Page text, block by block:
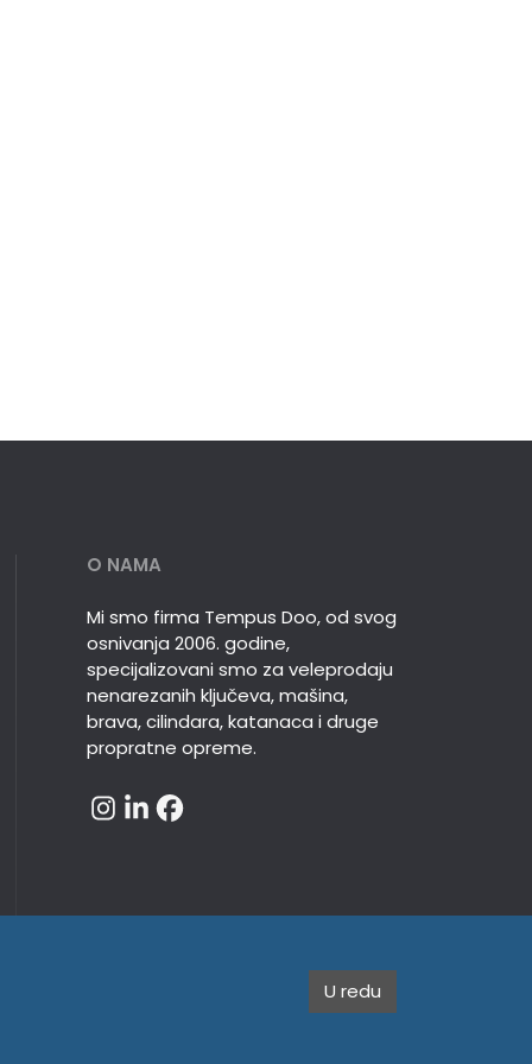
O NAMA
Mi smo firma Tempus Doo, od svog
osnivanja 2006. godine,
specijalizovani smo za veleprodaju
nenarezanih ključeva, mašina,
brava, cilindara, katanaca i druge
propratne opreme.
U redu